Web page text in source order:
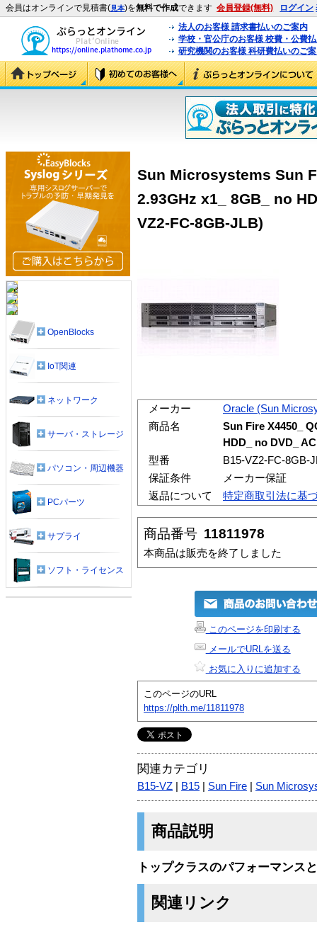
会員はオンラインで見積書(見本)を無料で作成できます 会員登録(無料) ログイン
法人のお客様 請求書払いのご案内
学校・官公庁のお客様 校費・公費
研究機関のお客様 科研費払いのご
Sun Microsystems Sun
2.93GHz x1_ 8GB_ no
VZ2-FC-8GB-JLB)
メーカー
Oracle (Sun
商品名
Sun Fire X4450_
HDD_ no DVD_
型番
B15-VZ2-FC-8GB-
保証条件
メーカー保証
返品について
特定商取引法に基
商品番号 11811978
本商品は販売を終了しました
このページを印刷する
メールでURLを送る
お気に入りに追加する
このページのURL
https://plth.me/11811978
関連カテゴリ
B15-VZ B15 Sun Fire Sun
商品説明
トップクラスのパフォーマンス
関連リンク
OpenBlocks
IoT関連
ネットワーク
サーバ・ストレージ
パソコン・周辺機器
PCパーツ
サプライ
ソフト・ライセンス